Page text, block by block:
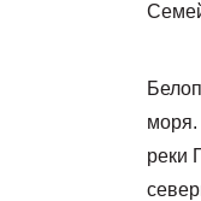
моря.
реки